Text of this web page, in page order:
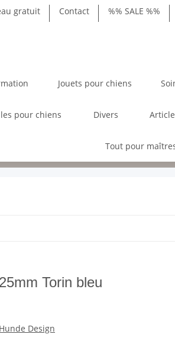
gratuit Contact %% SALE %%
Jouets pour chiens
pour chiens Divers
Tout pour
Torin bleu
Hunde Design